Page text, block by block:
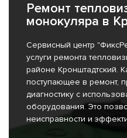
Ремонт
монокуляра в
Сервисный центр
услуги ремонта
районе Кронштадтский.
поступающее в ремонт,
диагностику с
оборудования. Это
неисправности и